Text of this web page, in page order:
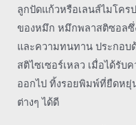
ลูกปัดแก้วหรือเลนส์ไมโค
ของหมึก หมึกพลาสติซอลซึ่
และความทนทาน ประกอบ
สติไซเซอร์เหลว เมื่อได้รับ
ออกไป ทิ้งรอยพิมพ์ที่ยืดหยุ่
ต่างๆ ได้ดี